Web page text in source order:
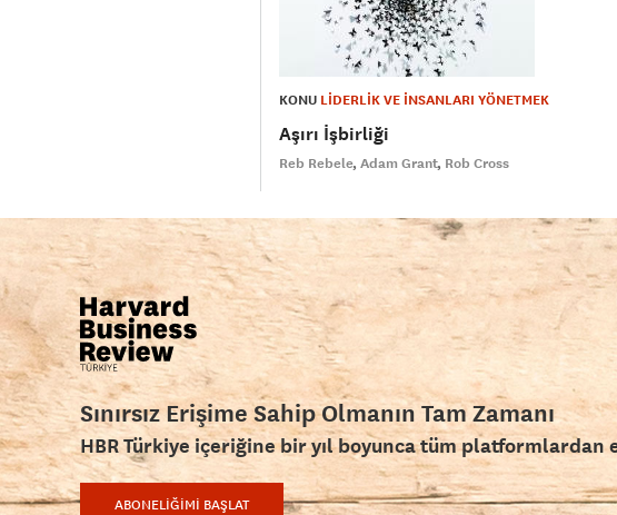
KONU LİDERLİK VE İNSANLARI YÖNETMEK
Aşırı İşbirliği
Reb Rebele Adam Grant Rob Cross
Sınırsız Erişime Sahip Olmanın Tam Zamanı
HBR Türkiye içeriğine bir yıl boyunca tüm platformlardan
ABONELİĞİMİ BAŞLAT